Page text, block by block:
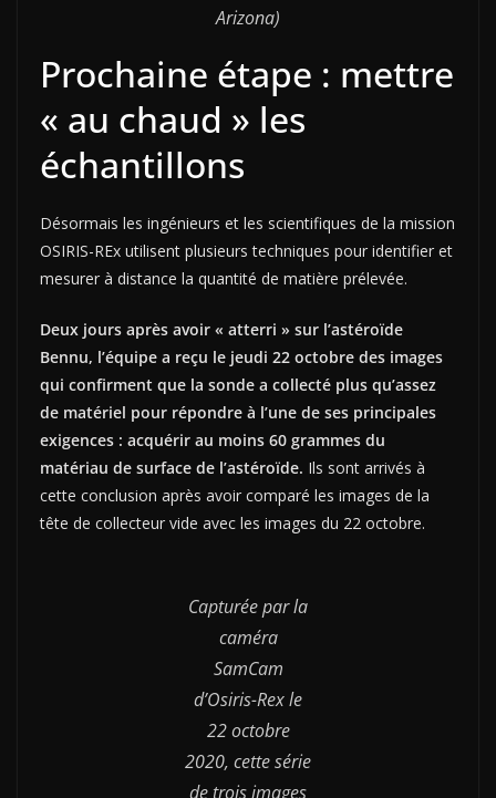
Arizona)
Prochaine étape : mettre
« au chaud » les
échantillons
Désormais les ingénieurs et les scientifiques de la mission
OSIRIS-REx utilisent plusieurs techniques pour identifier et
mesurer à distance la quantité de matière prélevée.
Deux jours après avoir « atterri » sur l’astéroïde
Bennu, l’équipe a reçu le jeudi 22 octobre des images
qui confirment que la sonde a collecté plus qu’assez
de matériel pour répondre à l’une de ses principales
exigences : acquérir au moins 60 grammes du
matériau de surface de l’astéroïde. Ils sont arrivés à
cette conclusion après avoir comparé les images de la
tête de collecteur vide avec les images du 22 octobre.
Capturée par la
caméra
SamCam
d’Osiris-Rex le
22 octobre
2020, cette série
de trois images